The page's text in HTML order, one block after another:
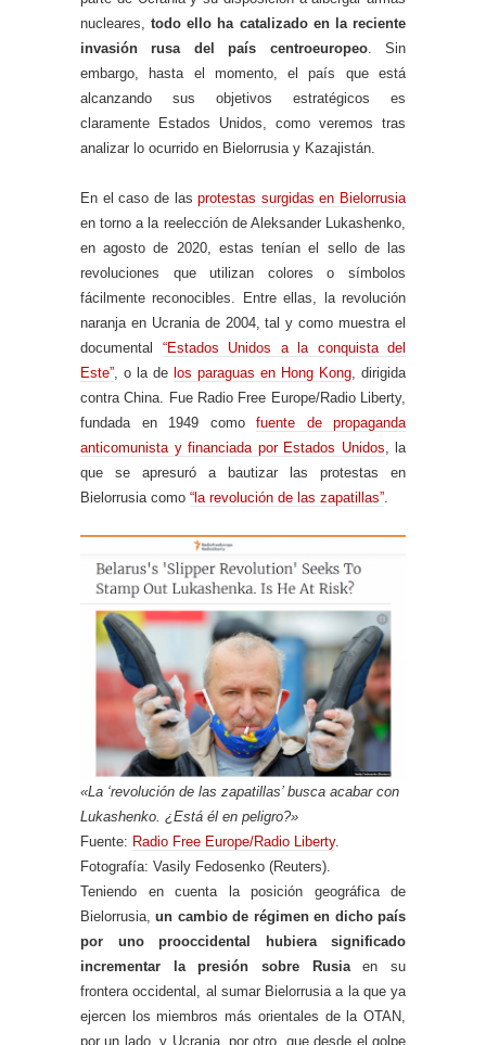
nucleares,todo ello ha catalizado en la reciente
invasión rusa del país centroeuropeo. Sin
embargo, hasta el momento, el país que está
alcanzando sus objetivos estratégicos es
claramente Estados Unidos, como veremos tras
analizar lo ocurrido en Bielorrusia y Kazajistán.
En el caso de lasprotestas surgidas en Bielorrusia
en torno a la reelección de Aleksander Lukashenko,
en agosto de 2020, estas tenían el sello de las
revoluciones que utilizan colores o símbolos
fácilmente reconocibles. Entre ellas, la revolución
naranja en Ucrania de 2004, tal y como muestra el
documental “Estados Unidos a la conquista del
Este” , o la de los paraguas en Hong Kong , dirigida
contra China. Fue Radio Free Europe/Radio Liberty,
fundada en 1949 como fuente de propaganda
anticomunista y financiada por Estados Unidos , la
que se apresuró a bautizar las protestas en
Bielorrusia como “la revolución de las zapatillas”
«La ‘revolución de las zapatillas’ busca acabar con
Lukashenko. ¿Está él en peligro?»
Fuente: Radio Free Europe/Radio Liberty.
Fotografía: Vasily Fedosenko (Reuters).
Teniendo en cuenta la posición geográfica de
Bielorrusia,un cambio de régimen en dicho país
por uno prooccidental hubiera significado
incrementar la presión sobre Rusiaen su
frontera occidental, al sumar Bielorrusia a la que ya
ejercen los miembros más orientales de la OTAN,
por un lado, y Ucrania, por otro, que desde el golpe